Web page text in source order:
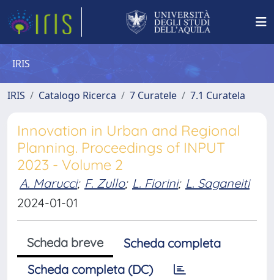
IRIS
IRIS Catalogo Ricerca 7 Curatele 7.1 Curatela
Innovation in Urban and Regional
Planning. Proceedings of INPUT
2023 - Volume 2
A. Marucci; F. Zullo; L. Fiorini; L. Saganeiti
2024-01-01
Scheda breve
Scheda completa
Scheda completa (DC)